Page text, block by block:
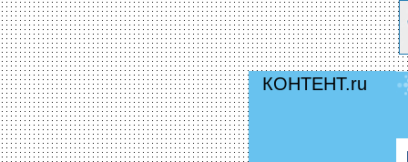
КОНТЕНТ.ru